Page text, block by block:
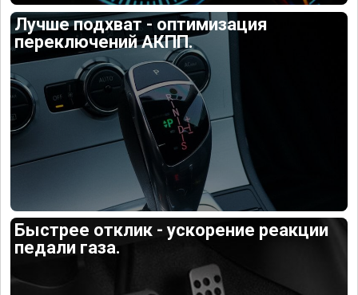
Лучше подхват - оптимизация
переключений АКПП.
Быстрее отклик - ускорение реакции
педали газа.